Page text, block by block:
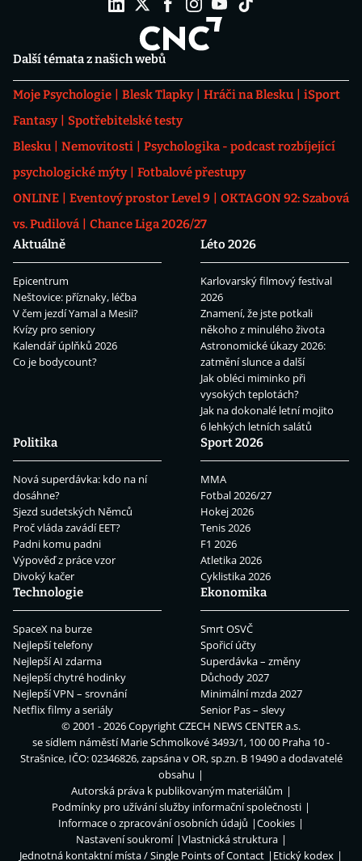
Další témata z našich webů
Moje Psychologie Blesk Tlapky Hráči na Blesku
iSport
Fantasy
Spotřebitelské testy
Blesku
Nemovitosti
Psychologika - podcast rozbíjející
psychologické mýty
Fotbalové přestupy
ONLINE
Eventový prostor Level 9
OKTAGON 92: Szabová
vs. Pudilová
Chance Liga 2026/27
Aktuálně
Epicentrum
Neštovice: příznaky, léčba
V čem jezdí Yamal a Mesii?
Kvízy pro seniory
Kalendář úplňků 2026
Co je bodycount?
Léto 2026
Karlovarský filmový festival
2026
Znamení, že jste potkali
někoho z minulého života
Astronomické úkazy 2026:
zatmění slunce a další
Jak obléci miminko při
vysokých teplotách?
Jak na dokonalé letní mojito
6 lehkých letních salátů
Politika
Nová superdávka: kdo na ní
dosáhne?
Sjezd sudetských Němců
Proč vláda zavádí EET?
Padni komu padni
Výpověď z práce vzor
Divoký kačer
Sport 2026
MMA
Fotbal 2026/27
Hokej 2026
Tenis 2026
F1 2026
Atletika 2026
Cyklistika 2026
Technologie
SpaceX na burze
Nejlepší telefony
Nejlepší AI zdarma
Nejlepší chytré hodinky
Nejlepší VPN – srovnání
Netflix filmy a seriály
Ekonomika
Smrt OSVČ
Spořicí účty
Superdávka – změny
Důchody 2027
Minimální mzda 2027
Senior Pas – slevy
© 2001 - 2026 CopyrightCZECH NEWS CENTER a.s.
se sídlem náměstí Marie Schmolkové 3493/1, 100 00 Praha 10 -
Strašnice, IČO: 02346826, zapsána v OR, sp.zn. B 19490 a dodavatelé
obsahu
Autorská práva k publikovaným materiálům
Podmínky pro užívání služby informační společnosti
Informace o zpracování osobních údajů
Cookies
Nastavení soukromí
Vlastnická struktura
Jednotná kontaktní místa / Single Points of Contact
Etický kodex